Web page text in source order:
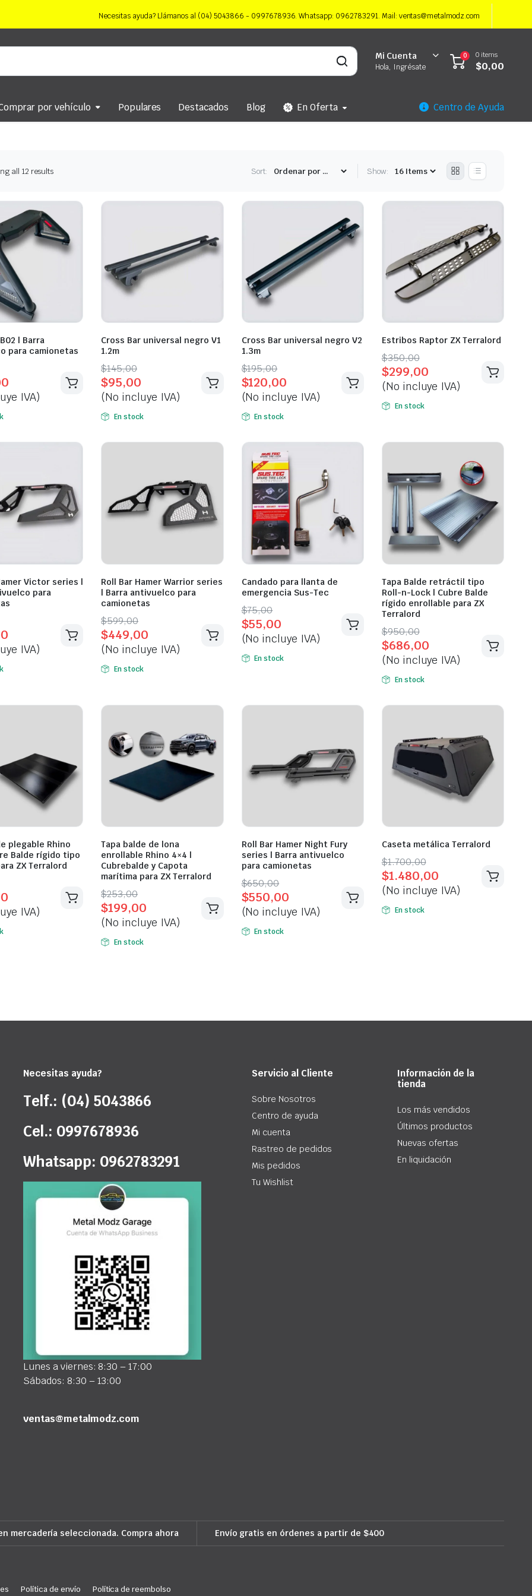
Necesitas ayuda? Llámanos al (04) 5043866 - 0997678936. Whatsapp: 0962783291. Mail: ventas@metalmodz.com
Mi Cuenta
Hola, Ingrésate
0 0 items
$0,00
por vehículo Populares Destacados Blog En Oferta Centro de Ayuda
all 12 resultsSorted
Sort: Show:
| Barra
para camionetas
IVA)
Cross Bar universal negro V1
1.2m
$145,00
Original
price
was:
$145,00.
$95,00
Current
price
is:
$95,00.
(No incluye IVA)
En stock
Cross Bar universal negro V2
1.3m
$195,00
Original
price
was:
$195,00.
$120,00
Current
price
is:
$120,00.
(No incluye IVA)
En stock
Estribos Raptor ZX Terralord
$350,00
Original
price
was:
$350,00.
$299,00
Current
price
is:
$299,00.
(No incluye IVA)
En stock
Victor series |
para
IVA)
Roll Bar Hamer Warrior series
| Barra antivuelco para
camionetas
$599,00
Original
price
was:
$599,00.
$449,00
Current
price
is:
$449,00.
(No incluye IVA)
En stock
Candado para llanta de
emergencia Sus-Tec
$75,00
Original
price
was:
$75,00.
$55,00
Current
price
is:
$55,00.
(No incluye IVA)
En stock
Tapa Balde retráctil tipo
Roll-n-Lock | Cubre Balde
rígido enrollable para ZX
Terralord
$950,00
Original
price
was:
$950,00.
$686,00
Current
price
is:
$686,00.
(No incluye IVA)
En stock
plegable Rhino
Balde rígido tipo
ZX Terralord
IVA)
Tapa balde de lona
enrollable Rhino 4×4 |
Cubrebalde y Capota
marítima para ZX Terralord
$253,00
Original
price
was:
$253,00.
$199,00
Current
price
is:
$199,00.
(No incluye IVA)
En stock
Roll Bar Hamer Night Fury
series | Barra antivuelco
para camionetas
$650,00
Original
price
was:
$650,00.
$550,00
Current
price
is:
$550,00.
(No incluye IVA)
En stock
Caseta metálica Terralord
$1.700,00
Original
price
was:
$1.700,00.
$1.480,00
Current
price
is:
$1.480,00.
(No incluye IVA)
En stock
Necesitas ayuda?
Telf.: (04) 5043866
Cel.: 0997678936
Whatsapp: 0962783291
Lunes a viernes: 8:30 – 17:00
Sábados: 8:30 – 13:00
ventas@metalmodz.com
Servicio al Cliente
Sobre Nosotros
Centro de ayuda
Mi cuenta
Rastreo de pedidos
Mis pedidos
Tu Wishlist
Información de la
tienda
Los más vendidos
Últimos productos
Nuevas ofertas
En liquidación
mercadería seleccionada. Compra ahora Envío gratis en órdenes a partir de $400
Política de envío Política de reembolso